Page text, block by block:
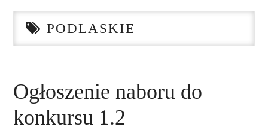
O NAS
DORADZTWO
PODLASKIE
Ogłoszenie naboru do
konkursu 1.2